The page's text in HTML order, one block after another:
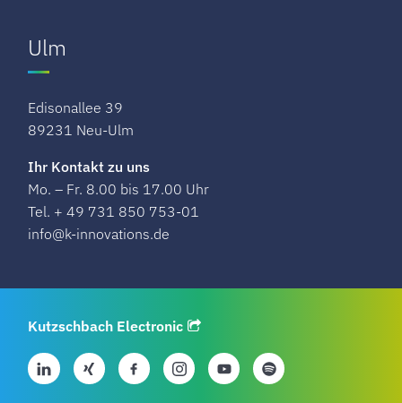
Ulm
Edisonallee 39
89231 Neu-Ulm
Ihr Kontakt zu uns
Mo. – Fr. 8.00 bis 17.00 Uhr
Tel. + 49 731 850 753-01
info@k-innovations.de
Kutzschbach Electronic